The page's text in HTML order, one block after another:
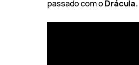
passado com oDrácula.